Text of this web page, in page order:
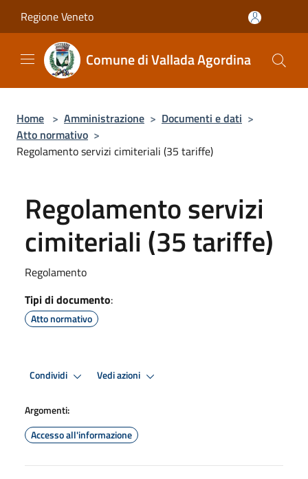
Regione Veneto
Comune di Vallada Agordina
Home > Amministrazione > Documenti e dati >
Atto normativo >
Regolamento servizi cimiteriali (35 tariffe)
Regolamento servizi
cimiteriali (35 tariffe)
Regolamento
Tipi di documento:
Atto normativo
Condividi Vedi azioni
Argomenti:
Accesso all'informazione